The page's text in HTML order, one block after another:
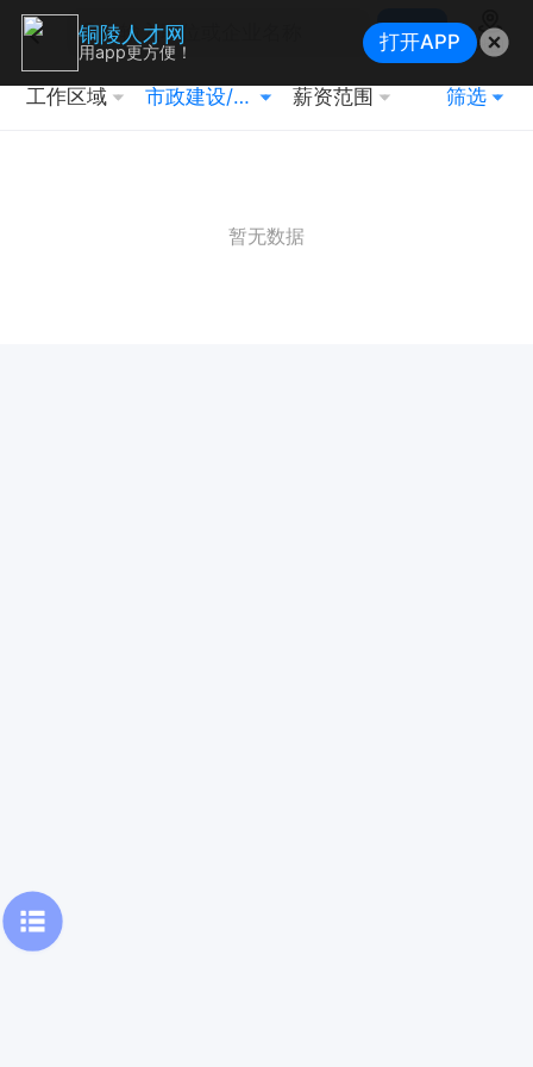
搜索
地图
工作区域 市政建设/子类规划 薪资范围 筛选
暂无数据
铜陵人才网
用app更方便！ 打开APP